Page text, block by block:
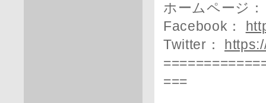
ホームページ
Facebook：
Twitter：
===